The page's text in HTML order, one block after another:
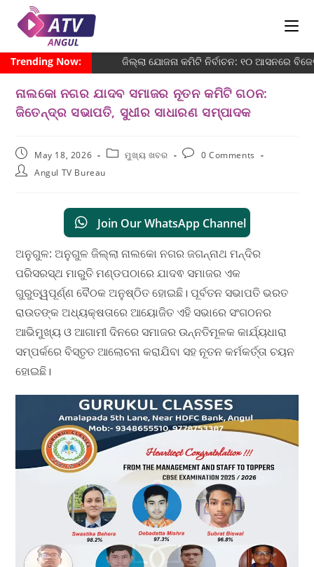
Trending Now: ଜିଲ୍ଲା ଯୋଜନା କମିଟି ନିର୍ବାଚନ: ୧୦ ଆସନରେ
ନାଲକୋ ନଗର ଯାଦବ ସମାଜର ନୂତନ କମିଟି ଗଠନ:
ଜିତେନ୍ଦ୍ର ସଭାପତି, ସୁଧୀର ସାଧାରଣ ସମ୍ପାଦକ
May 18, 2026 ମୁଖ୍ୟ ଖବର
0 Comments
Angul TV Bureau
Join Our WhatsApp Channel
ଅନୁଗୁଳ: ଅନୁଗୁଳ ଜିଲ୍ଲା ନାଲକୋ ନଗର ଜଗନ୍ନାଥ ମନ୍ଦିର
ପରିସରସ୍ଥ ମାରୁତି ମଣ୍ଡପଠାରେ ଯାଦଵ ସମାଜର ଏକ
ଗୁରୁତ୍ୱପୂର୍ଣ୍ଣ ବୈଠକ ଅନୁଷ୍ଠିତ ହୋଇଛି। ପୂର୍ବତନ ସଭାପତି ଭରତ
ରାଉତଙ୍କ ଅଧ୍ୟକ୍ଷତାରେ ଆୟୋଜିତ ଏହି ସଭାରେ ସଂଗଠନର
ଆଭିମୁଖ୍ୟ ଓ ଆଗାମୀ ଦିନରେ ସମାଜର ଉନ୍ନତିମୂଳକ କାର୍ଯ୍ୟଧାରା
ସମ୍ପର୍କରେ ବିସ୍ତୃତ ଆଲୋଚନା କରାଯିବା ସହ ନୂତନ କର୍ମକର୍ତ୍ତା ଚୟନ
ହୋଇଛି।